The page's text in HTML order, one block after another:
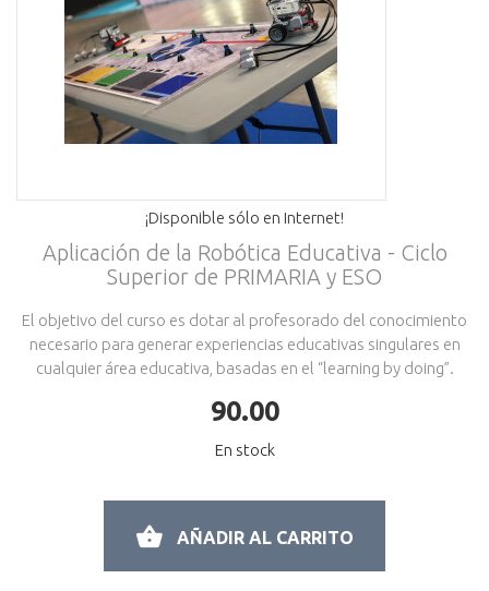
¡Disponible sólo en Internet!
Aplicación de la Robótica Educativa - Ciclo
Superior de PRIMARIA y ESO
El objetivo del curso es dotar al profesorado del conocimiento
necesario para generar experiencias educativas singulares en
cualquier área educativa, basadas en el “learning by doing”.
90.00
En stock
AÑADIR AL CARRITO